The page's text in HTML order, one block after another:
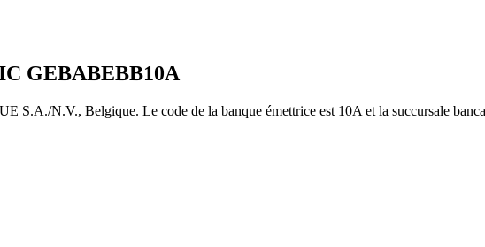
GEBABEBB10A
N.V., Belgique. Le code de la banque émettrice est 10A et la succursale